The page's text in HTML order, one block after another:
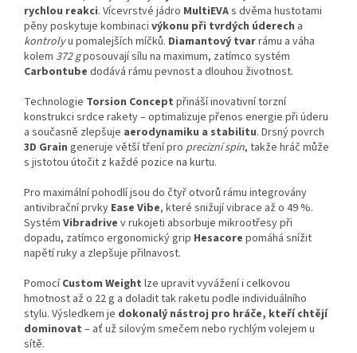
rychlou reakci. Vícevrstvé jádro MultiEVAs dvěma hustotami
pěny poskytuje kombinaci výkonu při tvrdých úderech a
kontrolyu pomalejších míčků. Diamantový tvarrámu a váha
kolem 372 gposouvají sílu na maximum, zatímco systém
Carbontube dodává rámu pevnost a dlouhou životnost.
Technologie Torsion Concept přináší inovativní torzní
konstrukci srdce rakety – optimalizuje přenos energie při úderu
a současně zlepšuje aerodynamiku a stabilitu. Drsný povrch
3D Grain generuje větší tření pro precizní spin, takže hráč může
s jistotou útočit z každé pozice na kurtu.
Pro maximální pohodlí jsou do čtyř otvorů rámu integrovány
antivibrační prvky Ease Vibe, které snižují vibrace až o 49 %.
Systém Vibradrive v rukojeti absorbuje mikrootřesy při
dopadu, zatímco ergonomický grip Hesacore pomáhá snížit
napětí ruky a zlepšuje přilnavost.
PomocíCustom Weight lze upravit vyvážení i celkovou
hmotnost až o 22 g a doladit tak raketu podle individuálního
stylu. Výsledkem je dokonalý nástroj pro hráče, kteří chtějí
dominovat – ať už silovým smečem nebo rychlým volejem u
sítě.